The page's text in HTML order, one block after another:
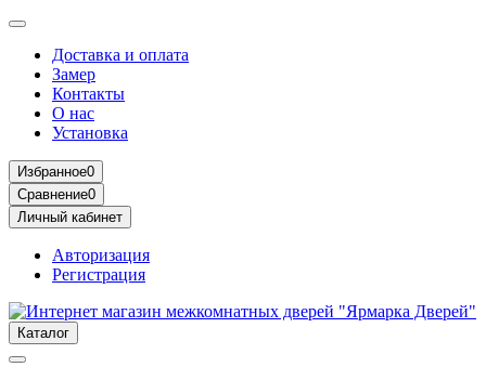
Доставка и оплата
Замер
Контакты
О нас
Установка
Избранное0
Сравнение0
Личный кабинет
Авторизация
Регистрация
Каталог